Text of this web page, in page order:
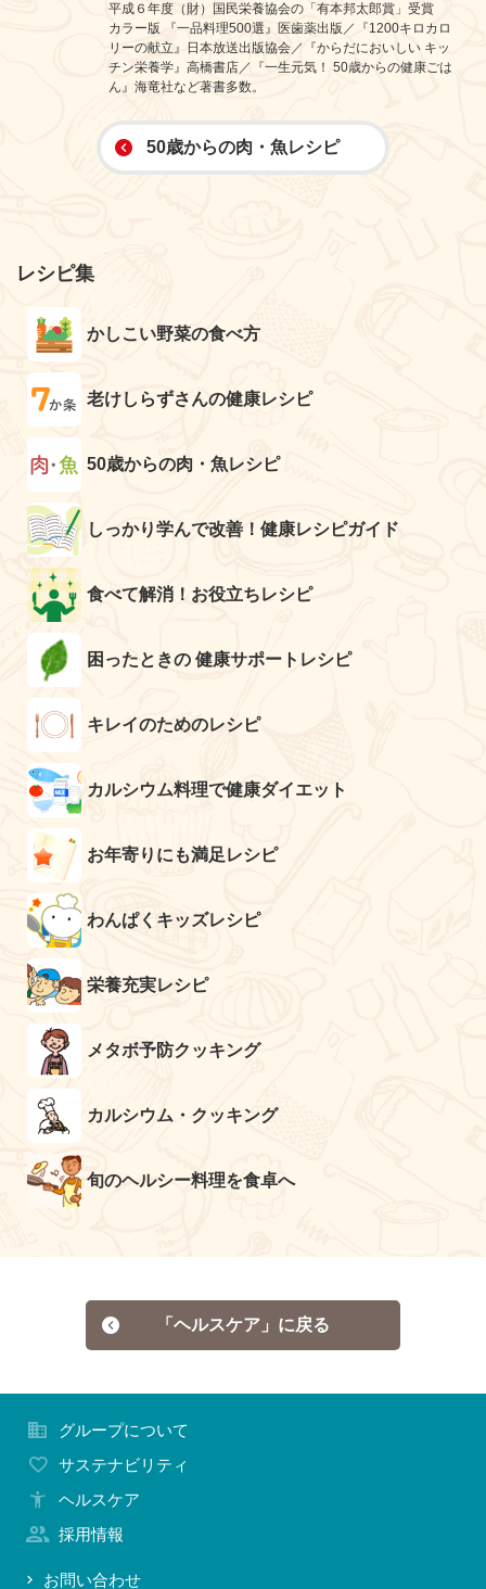
平成６年度（財）国民栄養協会の「有本邦太郎賞」受賞
カラー版 『一品料理500選』医歯薬出版／『1200キロカロ
リーの献立』日本放送出版協会／『からだにおいしい キッ
チン栄養学』高橋書店／『一生元気！ 50歳からの健康ごは
ん』海竜社など著書多数。
50歳からの肉・魚レシピ
レシピ集
かしこい野菜の食べ方
老けしらずさんの健康レシピ
50歳からの肉・魚レシピ
しっかり学んで改善！健康レシピガイド
食べて解消！お役立ちレシピ
困ったときの 健康サポートレシピ
キレイのためのレシピ
カルシウム料理で健康ダイエット
お年寄りにも満足レシピ
わんぱくキッズレシピ
栄養充実レシピ
メタボ予防クッキング
カルシウム・クッキング
旬のヘルシー料理を食卓へ
「ヘルスケア」に戻る
グループについて
サステナビリティ
ヘルスケア
採用情報
お問い合わせ